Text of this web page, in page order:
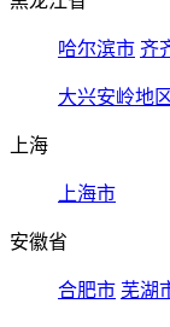
哈尔滨市 齐
大兴安岭地
上海
上海市
安徽省
合肥市 芜湖